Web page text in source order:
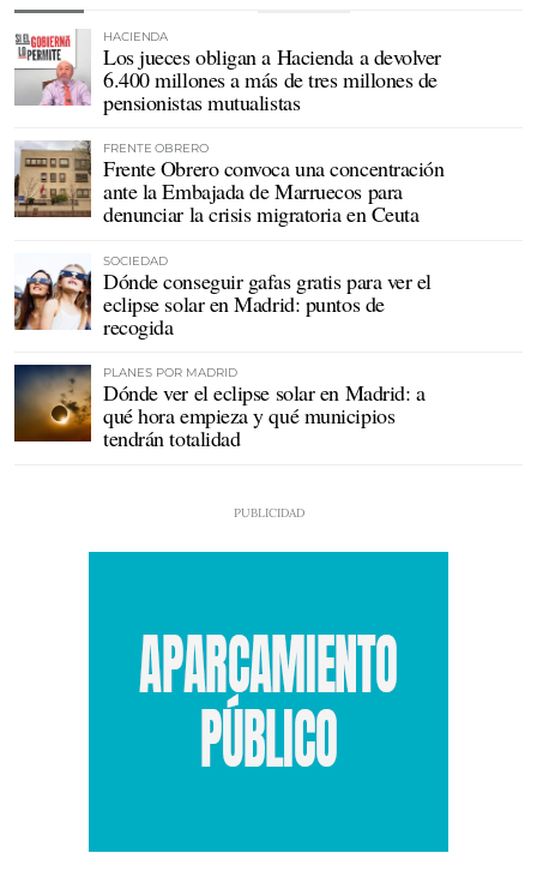
HACIENDA
Los jueces obligan a Hacienda a devolver
6.400 millones a más de tres millones de
pensionistas mutualistas
FRENTE OBRERO
Frente Obrero convoca una concentración
ante la Embajada de Marruecos para
denunciar la crisis migratoria en Ceuta
SOCIEDAD
Dónde conseguir gafas gratis para ver el
eclipse solar en Madrid: puntos de
recogida
PLANES POR MADRID
Dónde ver el eclipse solar en Madrid: a
qué hora empieza y qué municipios
tendrán totalidad